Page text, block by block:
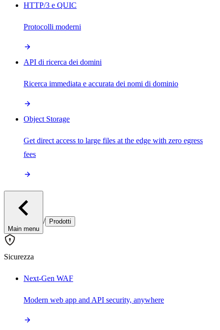
HTTP/3 e QUIC
Protocolli moderni
API di ricerca dei domini
Ricerca immediata e accurata dei nomi di dominio
Object Storage
Get direct access to large files at the edge with zero egress
fees
Main menu
/ Prodotti
Sicurezza
Next-Gen WAF
Modern web app and API security, anywhere